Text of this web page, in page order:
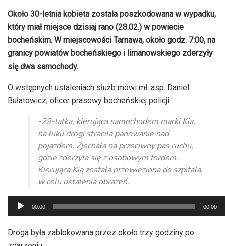
Około 30-letnia kobieta została poszkodowana w wypadku,
który miał miejsce dzisiaj rano (28.02.) w powiecie
bocheńskim. W miejscowości Tarnawa, około godz. 7:00, na
granicy powiatów bocheńskiego i limanowskiego zderzyły
się dwa samochody.
O wstępnych ustaleniach służb mówi mł. asp. Daniel
Bułatowicz, oficer prasowy bocheńskiej policji.
-29-latka, kierująca samochodem marki Kia,
na łuku drogi straciła panowanie nad
pojazdem. Zjechała na przeciwny pas ruchu,
gdzie zderzyła się z osobowym fordem.
Kierująca Kią została przewieziona do szpitala,
w celu ustalenia obrażeń.
Odtwarzacz
plików
dźwiękowych
00:00 00:00
Droga była zablokowana przez około trzy godziny po